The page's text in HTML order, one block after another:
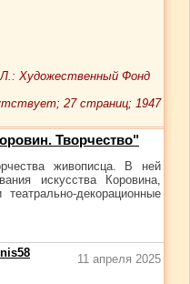
Художественный Фонд
27 страниц; 1947
Творчество"
живописца. В ней
искусства Коровина,
декорационные
11 апреля 2025